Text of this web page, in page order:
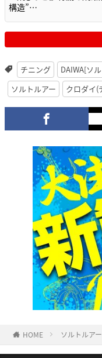
構造”…
チニング DAIWA[ソ
ソルトルアー
クロダイ(
HOME ソルトルアー